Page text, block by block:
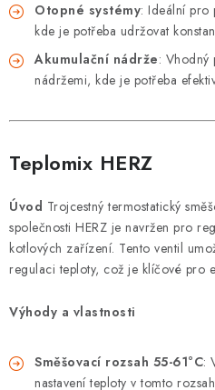
DOPRAVA A PLATBA
VRÁCENÍ ZBOŽÍ A REKLAMACE
MOJE OBJEDNÁVKA
ZNAČKY
Hodnocení obchodu 🚚 Stav
Kontakt
Obchodní podmínky
Podmínky ochrany osobních údajů
Otopné systémy: Ideální pro
kde je potřeba udržovat
Akumulační nádrže: Vhodný
nádržemi, kde je potřeba
Teplomix HERZ
Úvod Trojcestný termostatický
společnosti HERZ je navržen pro
kotlových zařízení. Tento ventil
regulaci teploty, což je klíčové pro
Výhody a vlastnosti
Směšovací rozsah 55-61°C:
nastavení teploty v tomto